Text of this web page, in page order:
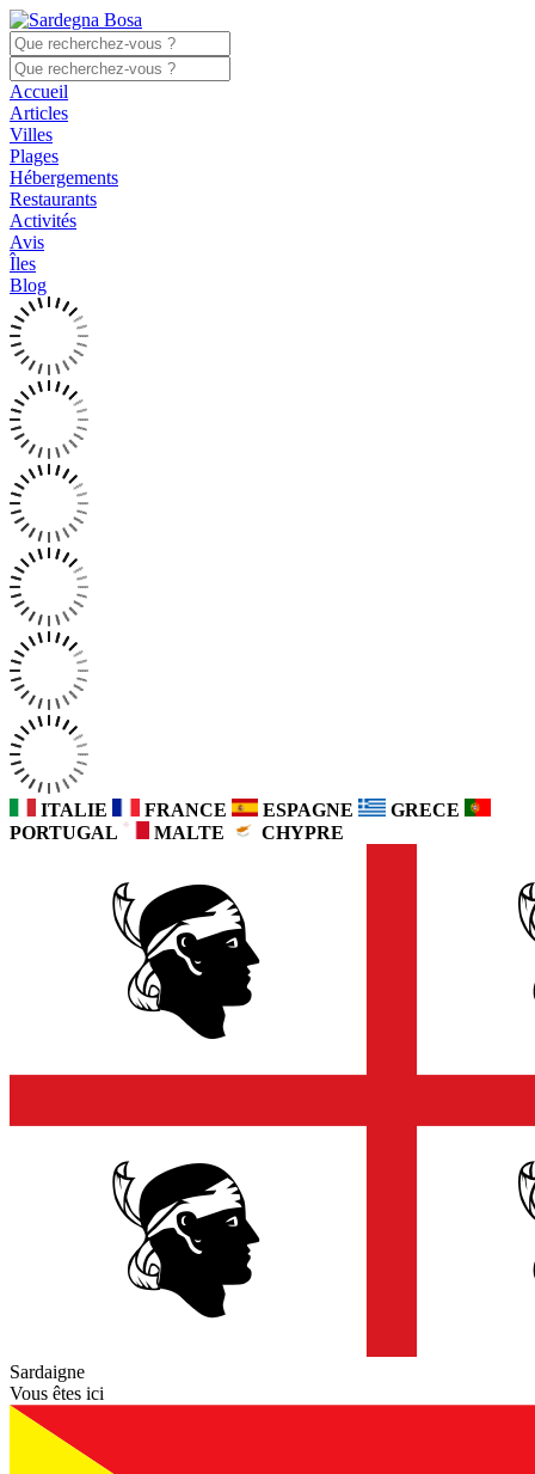
Accueil
Articles
Villes
Plages
Hébergements
Restaurants
Activités
Avis
Îles
Blog
ITALIE FRANCE ESPAGNE
GRECE
PORTUGAL
MALTE CHYPRE
Sardaigne
Vous êtes ici